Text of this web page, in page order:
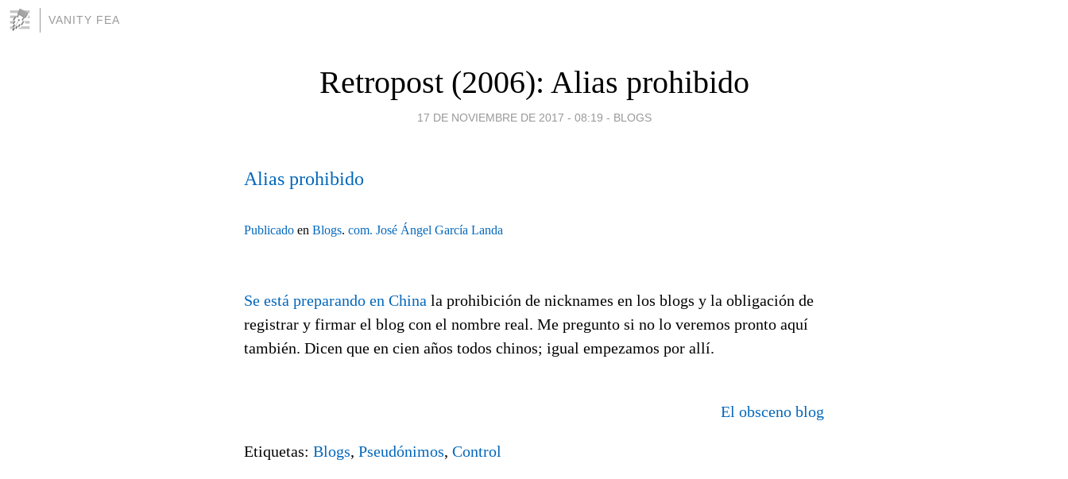
VANITY FEA
Retropost (2006): Alias prohibido
17 DE NOVIEMBRE DE 2017 - 08:19 - BLOGS
Alias prohibido
Publicado en Blogs. com. José Ángel García Landa
Se está preparando en China la prohibición de nicknames en los blogs y la obligación de
registrar y firmar el blog con el nombre real. Me pregunto si no lo veremos pronto aquí
también. Dicen que en cien años todos chinos; igual empezamos por allí.
El obsceno blog
Etiquetas: Blogs, Pseudónimos, Control